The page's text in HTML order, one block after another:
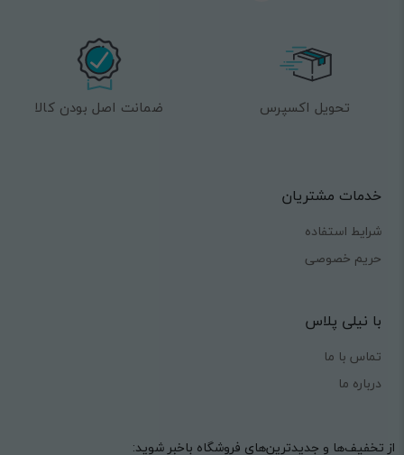
تحویل اکسپرس ضمانت اصل بودن کالا
خدمات مشتریان
شرایط استفاده
حریم خصوصی
با نیلی پلاس
تماس با ما
درباره ما
از تخفیف‌ها و جدیدترین‌های فروشگاه باخبر شوید: